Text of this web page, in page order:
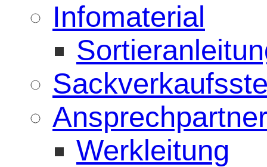
Infomaterial
Ansprechpartner
Werkleitung